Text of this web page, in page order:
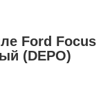
Ford Focus
(DEPO)